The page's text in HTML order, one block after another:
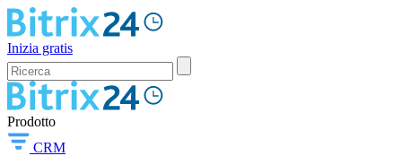
Inizia gratis
Prodotto
CRM